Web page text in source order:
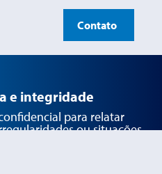
Contato
e integridade
para relatar
ou situações